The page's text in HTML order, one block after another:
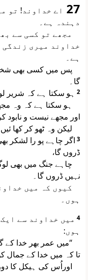
27 اے خداوند! تو
دہندہ ہے۔
مجھے تو کسی سے
خداوند میری
ہے۔
پس میں کسی بھی
گا۔
2 ہو سکتا ہے کہ شریر
ہو سکتا ہے کہ وہ
اور مجھے نیست و نابود
لیکن وہ ٹھو کر کھا
3 اگر چاہے پو را لشکر
ڈروں گا،
چاہے جنگ میں بھی
نہیں ڈروں گا۔
کیوں کہ میں
ہوں۔
4 میں خداوند سے
ہوں:
“میں عمر بھر خدا کے
تا کہ میں خدا کے جمال
اوراُس کی ہیکل کا